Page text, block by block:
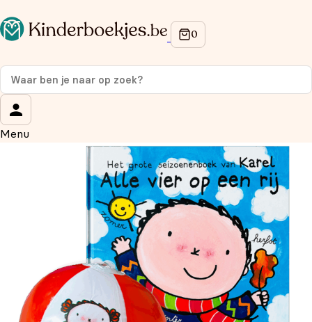
Menu
Op de hoogte blijven van onze acties?
Meld je aan voor onze nieuwsbrief en ontvang
korting
Wat is je voornaam?
Wat is je e-mailadres?*
Aanmelden
We gebruiken je gegevens om contact op te nemen, in
overeenstemming met ons
privacybeleid.